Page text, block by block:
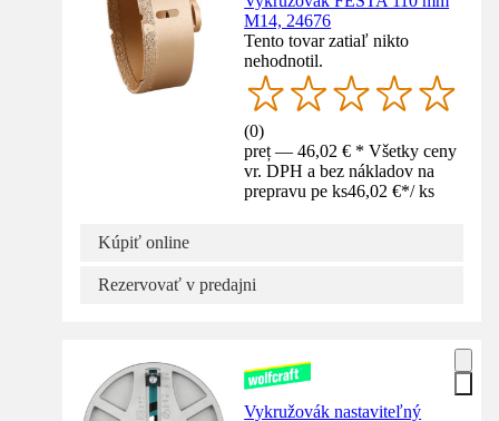
M14, 24676
Tento tovar zatiaľ nikto
nehodnotil.
(0)
preț — 46,02 € * Všetky ceny
vr. DPH a bez nákladov na
prepravu pe ks46,02 €*/ ks
Kúpiť online
Rezervovať v predajni
Vykružovák nastaviteľný